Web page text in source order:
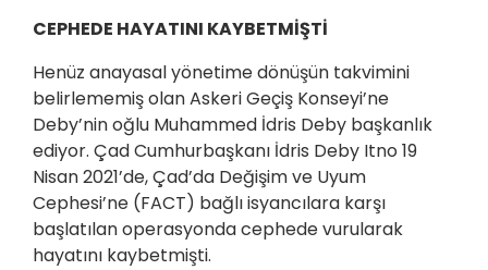
CEPHEDE HAYATINI KAYBETMİŞTİ
Henüz anayasal yönetime dönüşün takvimini
belirlememiş olan Askeri Geçiş Konseyi’ne
Deby’nin oğlu Muhammed İdris Deby başkanlık
ediyor. Çad Cumhurbaşkanı İdris Deby Itno 19
Nisan 2021’de, Çad’da Değişim ve Uyum
Cephesi’ne (FACT) bağlı isyancılara karşı
başlatılan operasyonda cephede vurularak
hayatını kaybetmişti.